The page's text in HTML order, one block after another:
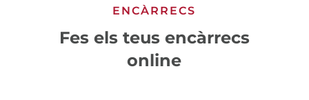
ENCÀRRECS
Fes els teus encàrrecs
online